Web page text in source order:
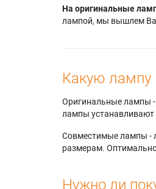
На оригинальные
лампой, мы вышлем
Какую лампу
Оригинальные лампы -
лампы устанавливают
Совместимые лампы -
размерам.
Нужно ли